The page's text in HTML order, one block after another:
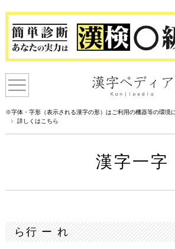
※字体・字形（表示される漢字の形）はご利用の機器等の環境
詳しくはこちら
漢字一字
ら行 ー れ